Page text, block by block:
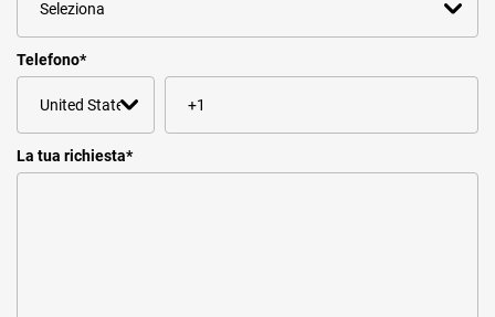
Telefono*
La tua richiesta*